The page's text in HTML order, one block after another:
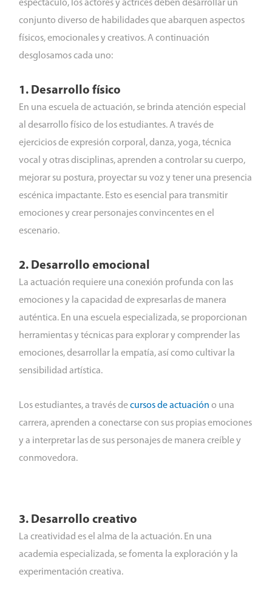
espectáculo, los actores y actrices deben desarrollar un
conjunto diverso de habilidades que abarquen aspectos
físicos, emocionales y creativos. A continuación
desglosamos cada uno:
1. Desarrollo físico
En una escuela de actuación, se brinda atención especial
al desarrollo físico de los estudiantes. A través de
ejercicios de expresión corporal, danza, yoga, técnica
vocal y otras disciplinas, aprenden a controlar su cuerpo,
mejorar su postura, proyectar su voz y tener una presencia
escénica impactante. Esto es esencial para transmitir
emociones y crear personajes convincentes en el
escenario.
2. Desarrollo emocional
La actuación requiere una conexión profunda con las
emociones y la capacidad de expresarlas de manera
auténtica. En una escuela especializada, se proporcionan
herramientas y técnicas para explorar y comprender las
emociones, desarrollar la empatía, así como cultivar la
sensibilidad artística.
Los estudiantes, a través decursos de actuación o una
carrera, aprenden a conectarse con sus propias emociones
y a interpretar las de sus personajes de manera creíble y
conmovedora.
3. Desarrollo creativo
La creatividad es el alma de la actuación. En una
academia especializada, se fomenta la exploración y la
experimentación creativa.